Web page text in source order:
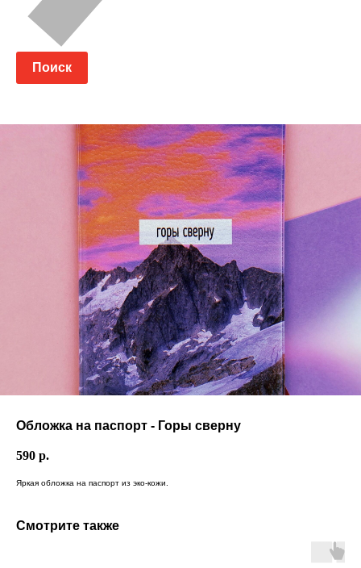
Поиск
Обложка на паспорт - Горы сверну
590 р.
Яркая обложка на паспорт из эко-кожи.
Смотрите также